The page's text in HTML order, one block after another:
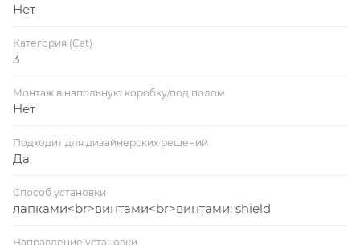
Нет
Категория (Cat)
3
Монтаж в напольную коробку/под полом
Нет
Подходит для дизайнерских решений
Да
Способ установки
лапками<br>винтами<br>винтами: shield
Направление установки